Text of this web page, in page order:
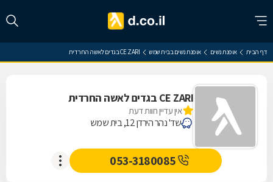
דף הבית אופנת נשים אופנת נשים בבית שמש CE ZARI בגדים לאשה החרדית
CE ZARI בגדים לאשה החרדית
אין עדיין חוות דעת
שד' נהר הירדן 12, בית שמש
053-3180085